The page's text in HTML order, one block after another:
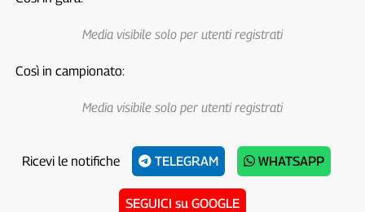
Media visibile solo per utenti registrati
Così in campionato:
Media visibile solo per utenti registrati
Ricevi le notifiche TELEGRAM WHATSAPP
SEGUICI su GOOGLE